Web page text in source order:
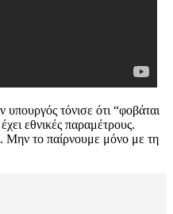
τόνισε ότι “φοβάται
εθνικές παραμέτρους.
Μην το παίρνουμε μόνο με τη